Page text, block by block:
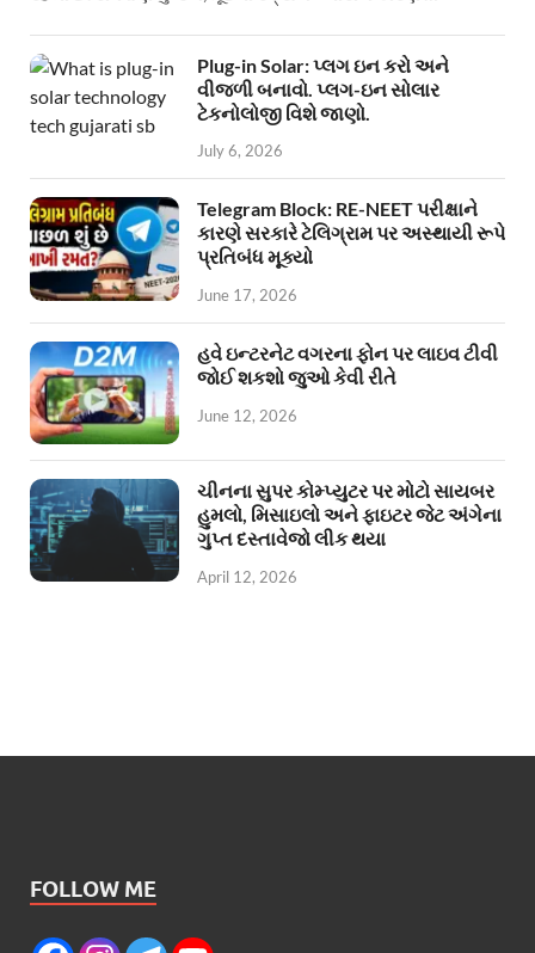
Plug-in Solar: પ્લગ ઇન કરો અને
વીજળી બનાવો. પ્લગ-ઇન સોલાર
ટેકનોલોજી વિશે જાણો.
July 6, 2026
Telegram Block: RE-NEET પરીક્ષાને
કારણે સરકારે ટેલિગ્રામ પર અસ્થાયી રૂપે
પ્રતિબંધ મૂક્યો
June 17, 2026
હવે ઇન્ટરનેટ વગરના ફોન પર લાઇવ ટીવી
જોઈ શકશો જુઓ કેવી રીતે
June 12, 2026
ચીનના સુપર કોમ્પ્યુટર પર મોટો સાયબર
હુમલો, મિસાઇલો અને ફાઇટર જેટ અંગેના
ગુપ્ત દસ્તાવેજો લીક થયા
April 12, 2026
FOLLOW ME